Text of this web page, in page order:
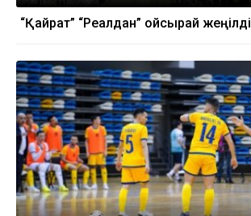
“Қайрат” “Реалдан” ойсырай жеңілді